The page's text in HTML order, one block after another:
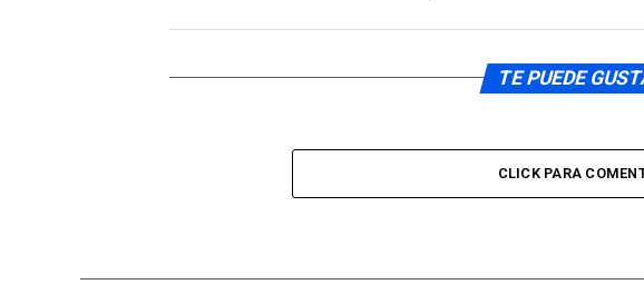
TE PUEDE
CLICK PARA